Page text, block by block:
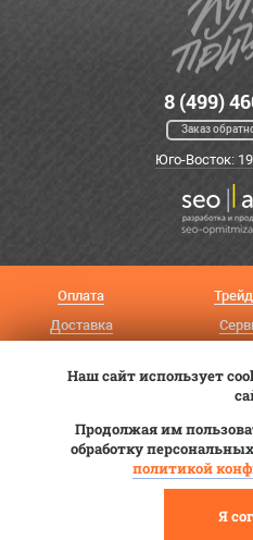
8 (499)
Заказ
Юго-Восток:
Оплата
Доставка
Наш сайт использует
Продолжая им
обработку
политикой
Я